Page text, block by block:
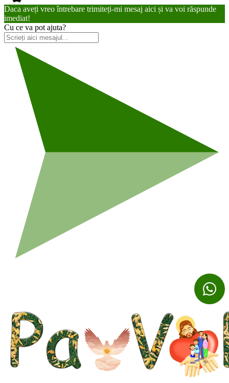
Daca aveți vreo întrebare trimiteți-mi mesaj aici și va voi răspunde
imediat!
Cu ce va pot ajuta?